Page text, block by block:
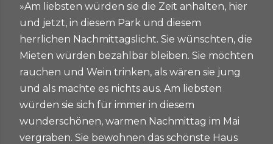
»Am liebsten würden sie die Zeit anhalten, hier
und jetzt, in diesem Park und diesem
herrlichen Nachmittagslicht. Sie wünschten, die
Mieten würden bezahlbar bleiben. Sie möchten
rauchen und Wein trinken, als wären sie jung
und als machte es nichts aus. Am liebsten
würden sie sich für immer in diesem
wunderschönen, warmen Nachmittag im Mai
vergraben. Sie bewohnen das schönste Haus